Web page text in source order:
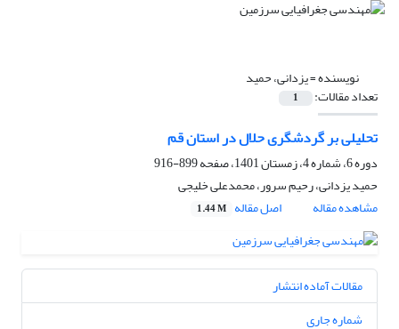
نویسنده =یزدانی، حمید
تعداد مقالات: 1
تحلیلی بر گردشگری حلال در استان قم
دوره 6، شماره 4، زمستان 1401، صفحه
899-916
حمید یزدانی، رحیم سرور، محمدعلی خلیجی
مشاهده مقاله
اصل مقاله 1.44 M
مقالات آماده انتشار
شماره جاری